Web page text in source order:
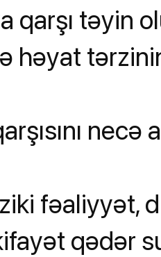
qarşı təyin
həyat
necə
fəaliyyət,
qədər